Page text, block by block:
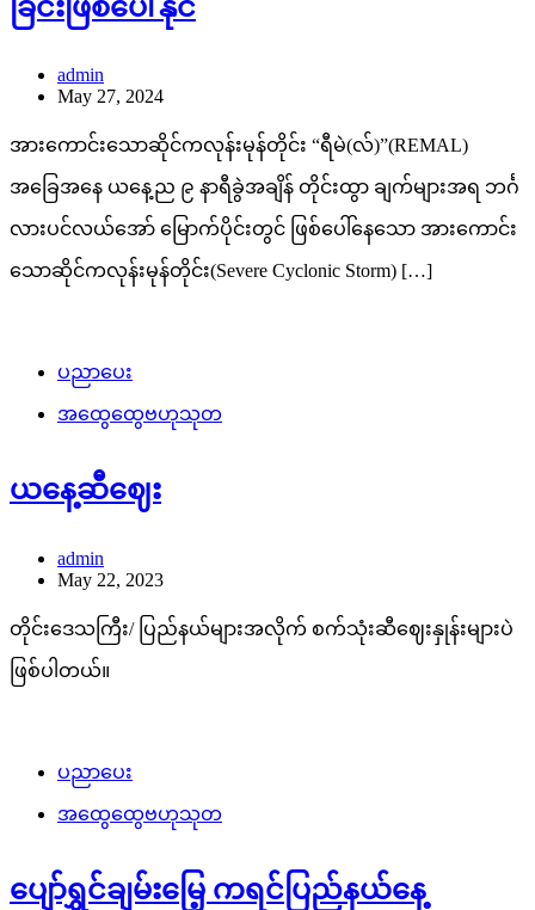
ခြင်းဖြစ်ပေါ်နိုင်
admin
May 27, 2024
အားကောင်းသောဆိုင်ကလုန်းမုန်တိုင်း “ရီမဲ(လ်)”(REMAL)
အခြေအနေ ယနေ့ည ၉ နာရီခွဲအချိန် တိုင်းထွာ ချက်များအရ ဘင်္ဂ
လားပင်လယ်အော် မြောက်ပိုင်းတွင် ဖြစ်ပေါ်နေသော အားကောင်း
သောဆိုင်ကလုန်းမုန်တိုင်း(Severe Cyclonic Storm) […]
ပညာပေး
အထွေထွေဗဟုသုတ
ယနေ့ဆီဈေး
admin
May 22, 2023
တိုင်းဒေသကြီး/ ပြည်နယ်များအလိုက် စက်သုံးဆီဈေးနှုန်းများပဲ
ဖြစ်ပါတယ်။
ပညာပေး
အထွေထွေဗဟုသုတ
ပျော်ရွှင်ချမ်းမြေ့ ကရင်ပြည်နယ်နေ့